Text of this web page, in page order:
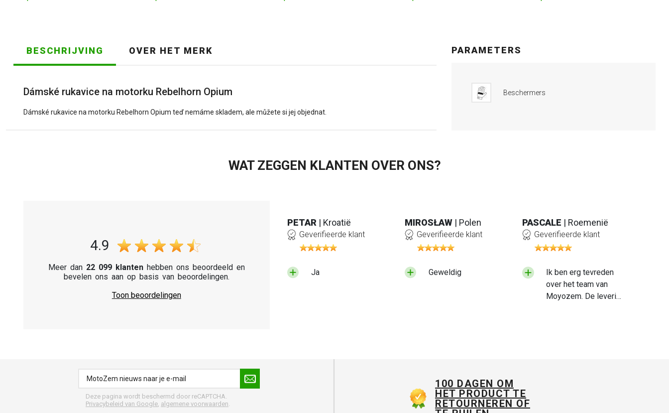
BESCHRIJVING OVER HET MERK
Dámské rukavice na motorku Rebelhorn Opium
Dámské rukavice na motorku Rebelhorn Opium teď nemáme skladem, ale můžete si jej objednat.
PARAMETERS
Beschermers
WAT ZEGGEN KLANTEN OVER ONS?
4.9
Meer dan 22 099 klantenhebben ons beoordeeld en
bevelen ons aan op basis van beoordelingen.
Toon beoordelingen
PETAR | Kroatië
Geverifieerde klant
Ja
MIROSŁAW | Polen
Geverifieerde klant
Geweldig
PASCALE | Roemenië
Geverifieerde klant
Ik ben erg tevreden
over het team van
Moyozem. De levering
Deze pagina wordt beschermd door reCAPTCHA.
Privacybeleid van Google, algemene voorwaarden.
100 DAGEN OM
HET PRODUCT TE
RETOURNEREN OF